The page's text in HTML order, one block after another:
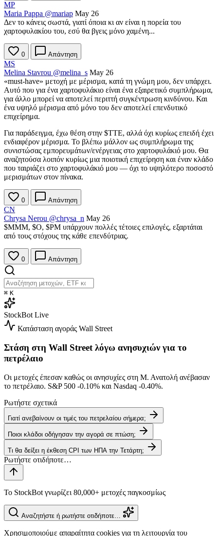
MP
Maria Pappa @mariap May 26
Δεν το κάνεις σωστά, γιατί όποια κι αν είναι η πορεία του
χαρτοφυλακίου του, εσύ θα βγεις μόνο χαμένη...
0 Απάντηση
MS
Melina Stavrou @melina_s May 26
«must-have» μετοχή με μέρισμα, κατά τη γνώμη μου, δεν υπάρχει.
Αυτό που για ένα χαρτοφυλάκιο είναι ένα εξαιρετικό συμπλήρωμα,
για άλλο μπορεί να αποτελεί περιττή συγκέντρωση κινδύνου. Και
ένα υψηλό μέρισμα από μόνο του δεν αποτελεί επενδυτικό
επιχείρημα.
Για παράδειγμα, έχω θέση στην $TTE, αλλά όχι κυρίως επειδή έχει
ενδιαφέρον μέρισμα. Το βλέπω μάλλον ως συμπλήρωμα της
συνιστώσας εμπορευμάτων/ενέργειας στο χαρτοφυλάκιό μου. Θα
αναζητούσα λοιπόν κυρίως μια ποιοτική επιχείρηση και έναν κλάδο
που ταιριάζει στο χαρτοφυλάκιό μου — όχι το υψηλότερο ποσοστό
μερισμάτων στον πίνακα.
0 Απάντηση
CN
Chrysa Nerou @chrysa_n May 26
$MMM, $O, $PM υπάρχουν πολλές τέτοιες επιλογές, εξαρτάται
από τους στόχους της κάθε επενδύτριας.
0 Απάντηση
⌘ K
StockBot Live
Κατάσταση αγοράς Wall Street
Στάση στη Wall Street λόγω ανησυχιών για το
πετρέλαιο
Οι μετοχές έπεσαν καθώς οι ανησυχίες στη Μ. Ανατολή ανέβασαν
το πετρέλαιο. S&P 500 -0.10% και Nasdaq -0.40%.
Ρωτήστε σχετικά
Γιατί ανεβαίνουν οι τιμές του πετρελαίου σήμερα;
Ποιοι κλάδοι οδήγησαν την αγορά σε πτώση;
Τι θα δείξει η έκθεση CPI των ΗΠΑ την Τετάρτη;
Το StockBot γνωρίζει 80,000+ μετοχές παγκοσμίως
Αναζητήστε ή ρωτήστε οτιδήποτε…
Χρησιμοποιούμε απαραίτητα cookies για τη λειτουργία του